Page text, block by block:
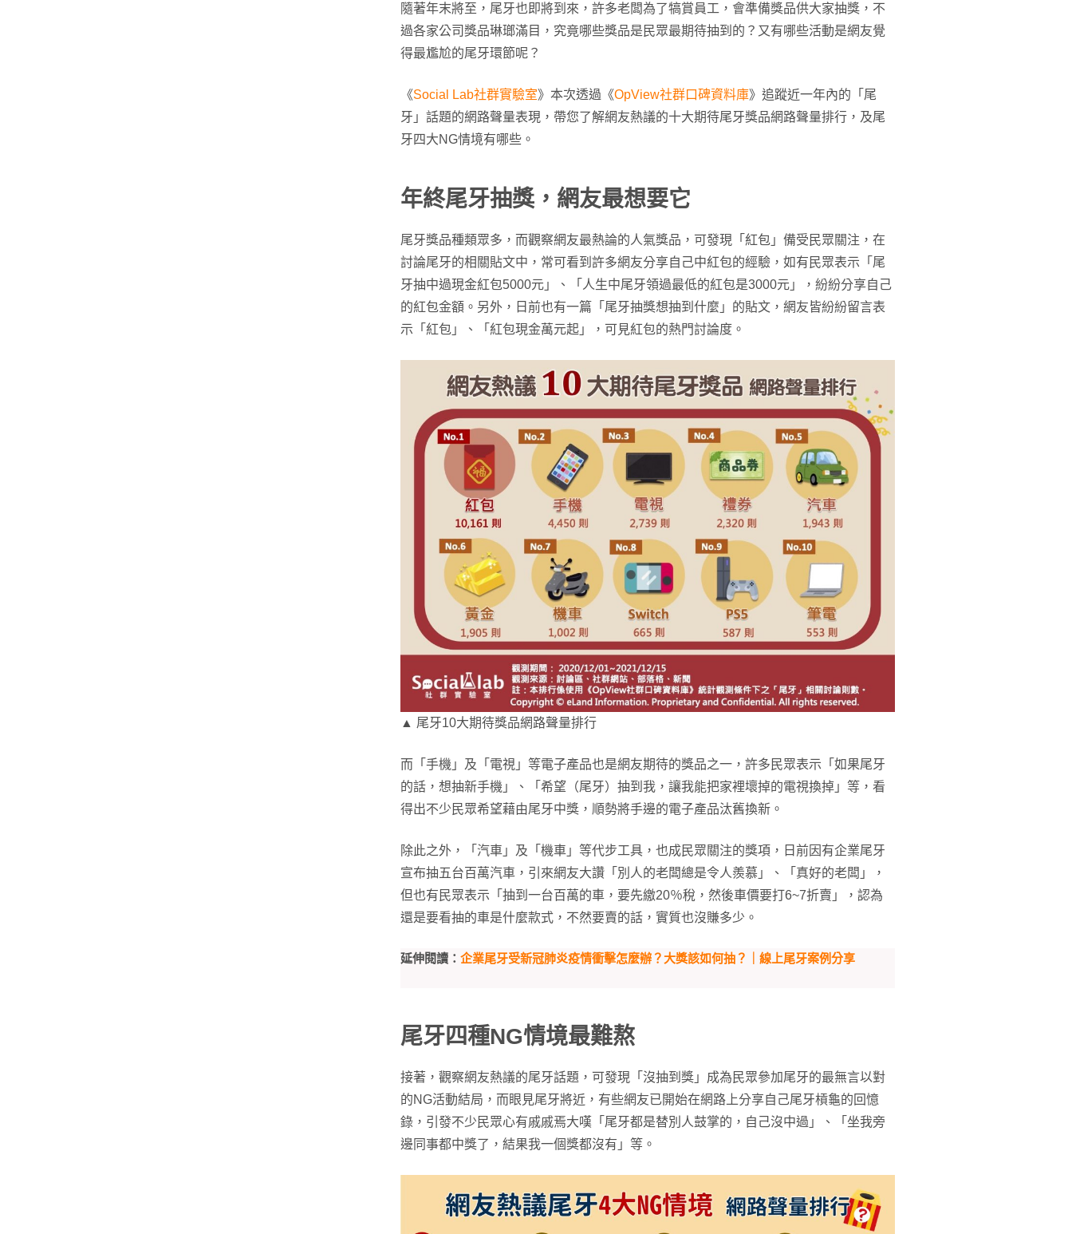
隨著年末將至，尾牙也即將到來，許多老闆為了犒賞員工，會準備獎品供大家抽獎，不
過各家公司獎品琳瑯滿目，究竟哪些獎品是民眾最期待抽到的？又有哪些活動是網友覺
得最尷尬的尾牙環節呢？
《Social Lab社群實驗室》本次透過《OpView社群口碑資料庫》追蹤近一年內的「尾
牙」話題的網路聲量表現，帶您了解網友熱議的十大期待尾牙獎品網路聲量排行，及尾
牙四大NG情境有哪些。
年終尾牙抽獎，網友最想要它
尾牙獎品種類眾多，而觀察網友最熱論的人氣獎品，可發現「紅包」備受民眾關注，在
討論尾牙的相關貼文中，常可看到許多網友分享自己中紅包的經驗，如有民眾表示「尾
牙抽中過現金紅包5000元」、「人生中尾牙領過最低的紅包是3000元」，紛紛分享自己
的紅包金額。另外，日前也有一篇「尾牙抽獎想抽到什麼」的貼文，網友皆紛紛留言表
示「紅包」、「紅包現金萬元起」，可見紅包的熱門討論度。
▲ 尾牙10大期待獎品網路聲量排行
而「手機」及「電視」等電子產品也是網友期待的獎品之一，許多民眾表示「如果尾牙
的話，想抽新手機」、「希望（尾牙）抽到我，讓我能把家裡壞掉的電視換掉」等，看
得出不少民眾希望藉由尾牙中獎，順勢將手邊的電子產品汰舊換新。
除此之外，「汽車」及「機車」等代步工具，也成民眾關注的獎項，日前因有企業尾牙
宣布抽五台百萬汽車，引來網友大讚「別人的老闆總是令人羨慕」、「真好的老闆」，
但也有民眾表示「抽到一台百萬的車，要先繳20％稅，然後車價要打6~7折賣」，認為
還是要看抽的車是什麼款式，不然要賣的話，實質也沒賺多少。
延伸閱讀： 企業尾牙受新冠肺炎疫情衝擊怎麼辦？大獎該如何抽？｜線上尾牙案例分享
尾牙四種NG情境最難熬
接著，觀察網友熱議的尾牙話題，可發現「沒抽到獎」成為民眾參加尾牙的最無言以對
的NG活動結局，而眼見尾牙將近，有些網友已開始在網路上分享自己尾牙槓龜的回憶
錄，引發不少民眾心有戚戚焉大嘆「尾牙都是替別人鼓掌的，自己沒中過」、「坐我旁
邊同事都中獎了，結果我一個獎都沒有」等。